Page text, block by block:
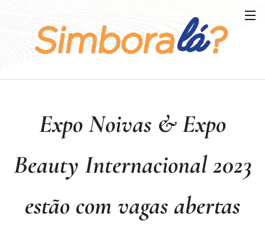
Expo Noivas & Expo
Beauty Internacional 2023
estão com vagas abertas